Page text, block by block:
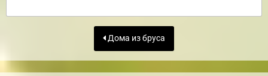
Дома из бруса